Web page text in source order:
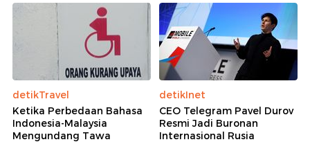
detikTravel
Ketika Perbedaan Bahasa
Indonesia-Malaysia
Mengundang Tawa
detikInet
CEO Telegram Pavel Durov
Resmi Jadi Buronan
Internasional Rusia